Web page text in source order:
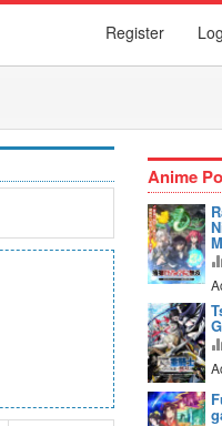
Register
Anime